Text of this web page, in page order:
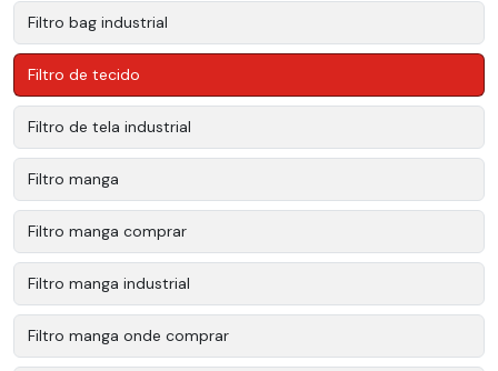
Filtro bag industrial
Filtro de tecido
Filtro de tela industrial
Filtro manga
Filtro manga comprar
Filtro manga industrial
Filtro manga onde comprar